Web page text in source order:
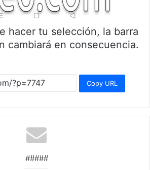
hacer tu selección, la barra
cambiará en consecuencia.
Copy URL
#####